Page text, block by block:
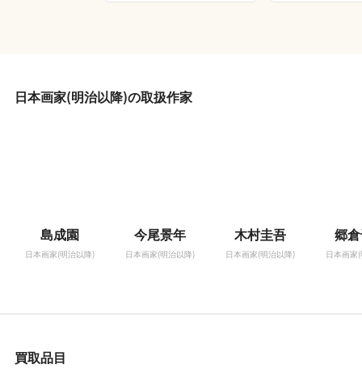
日本画家(明治以降)の取扱作家
島成園
日本画家(明治以降)
今尾景年
日本画家(明治以降)
木村圭吾
日本画家(明治以降)
郷
日本画家
買取品目